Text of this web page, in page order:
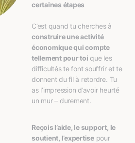
certaines étapes
construire une activité
économique qui compte
tellement pour toi que les
difficultés te font souffrir et te
donnent du fil à retordre. Tu
as l’impression d’avoir heurté
un mur – durement.
Reçois l’aide, le support, le
soutient, l’expertise pour